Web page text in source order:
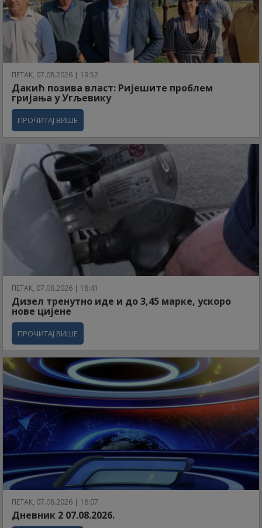
ПЕТАК, 07.08.2026 | 19:52
Дакић позива власт: Ријешите проблем
гријања у Угљевику
ПРОЧИТАЈ ВИШЕ
ПЕТАК, 07.08.2026 | 18:41
Дизел тренутно иде и до 3,45 марке, ускоро
нове цијене
ПРОЧИТАЈ ВИШЕ
ПЕТАК, 07.08.2026 | 18:07
Дневник 2 07.08.2026.